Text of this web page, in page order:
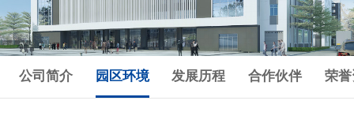
公司简介 园区环境 发展历程 合作伙伴 荣